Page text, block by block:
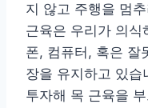
지 않고 주행을 멈
근육은 우리가 의식
폰, 컴퓨터, 혹은 잘
장을 유지하고 있
투자해 목 근육을